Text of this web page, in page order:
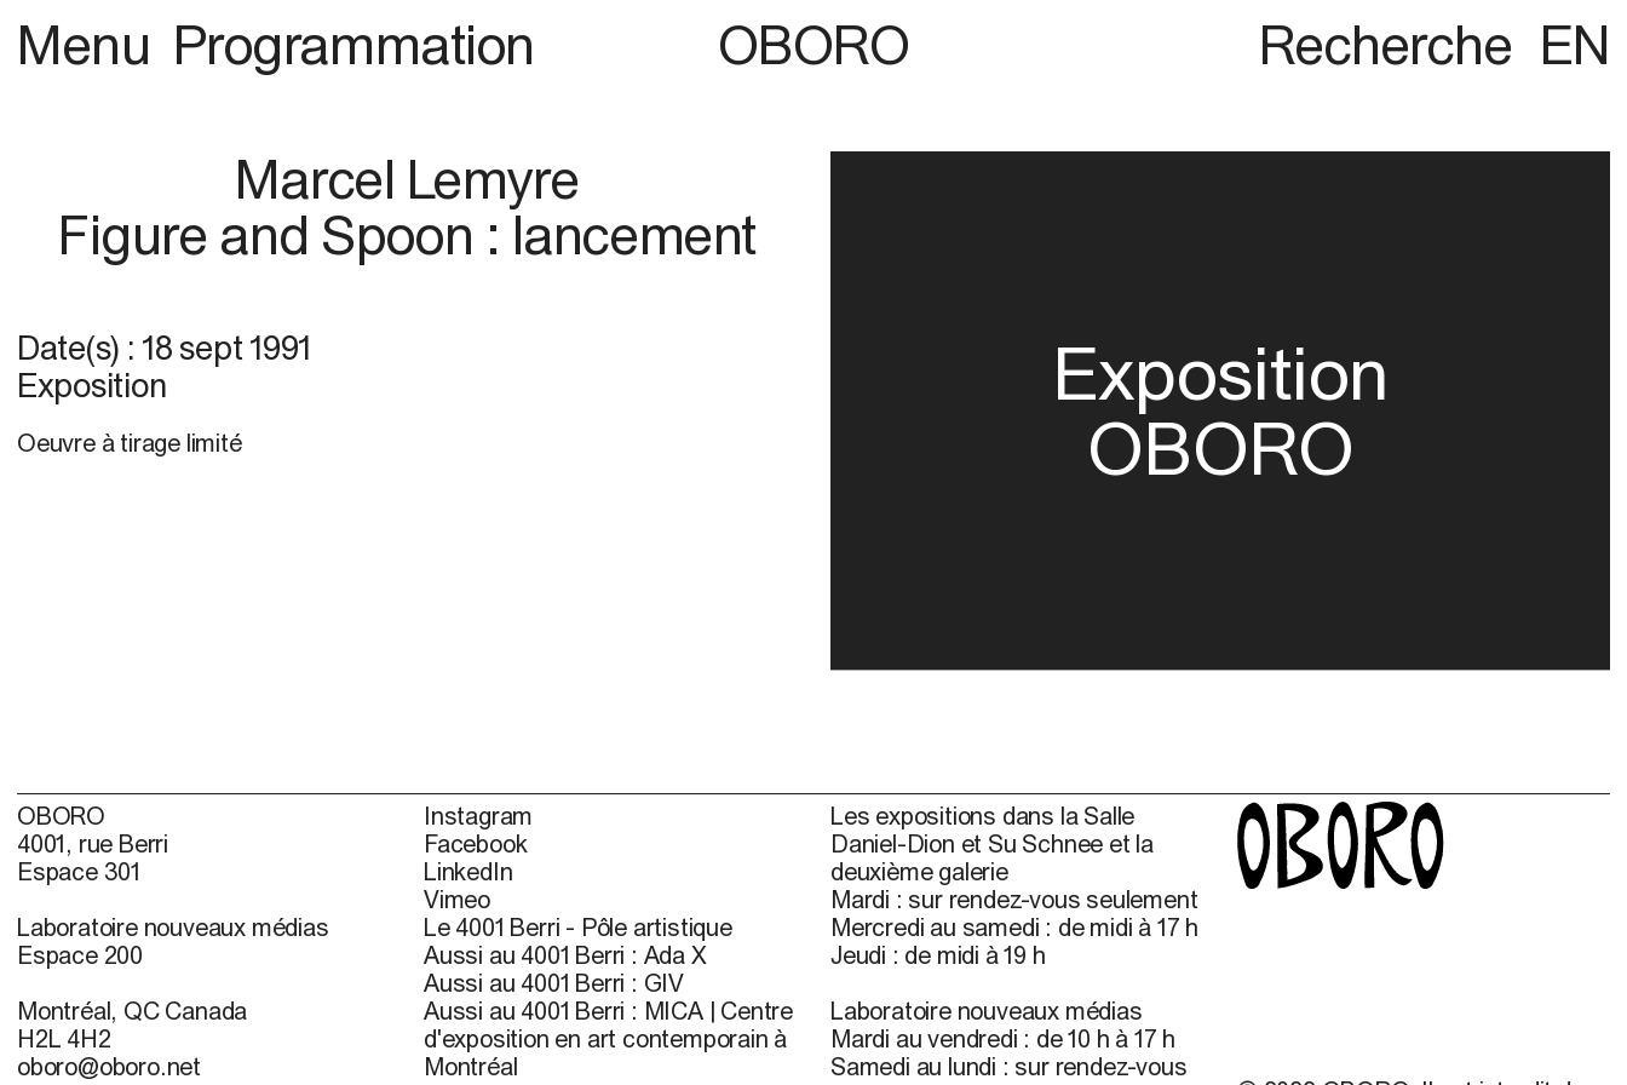
Menu Programmation OBORO Recherche EN
Marcel Lemyre
Figure and Spoon : lancement
Date(s) : 18 sept 1991
Exposition
Oeuvre à tirage limité
Exposition
OBORO
OBORO
4001, rue Berri
Espace 301
Laboratoire nouveaux médias
Espace 200
Montréal, QC Canada
H2L 4H2
oboro@oboro.net
Instagram
Facebook
LinkedIn
Vimeo
Le 4001 Berri - Pôle artistique
Aussi au 4001 Berri : Ada X
Aussi au 4001 Berri : GIV
Aussi au 4001 Berri : MICA | Centre
d'exposition en art contemporain à
Montréal
Les expositions dans la Salle
Daniel-Dion et Su Schnee et la
deuxième galerie
Mardi : sur rendez-vous seulement
Mercredi au samedi : de midi à 17 h
Jeudi : de midi à 19 h
Laboratoire nouveaux médias
Mardi au vendredi : de 10 h à 17 h
Samedi au lundi : sur rendez-vous